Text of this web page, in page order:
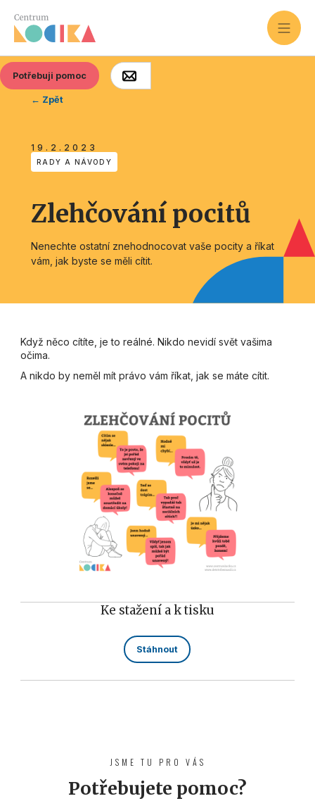
Potřebuji pomoc
← Zpět
19.2.2023
RADY A NÁVODY
Zlehčování pocitů
Nenechte ostatní znehodnocovat vaše pocity a říkat
vám, jak byste se měli cítit.
Když něco cítíte, je to reálné. Nikdo nevidí svět vašima
očima.
A nikdo by neměl mít právo vám říkat, jak se máte cítit.
Ke stažení a k tisku
Stáhnout
JSME TU PRO VÁS
Potřebujete pomoc?